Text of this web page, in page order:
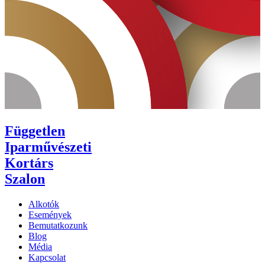
Független
Iparművészeti
Kortárs
Szalon
Alkotók
Események
Bemutatkozunk
Blog
Média
Kapcsolat